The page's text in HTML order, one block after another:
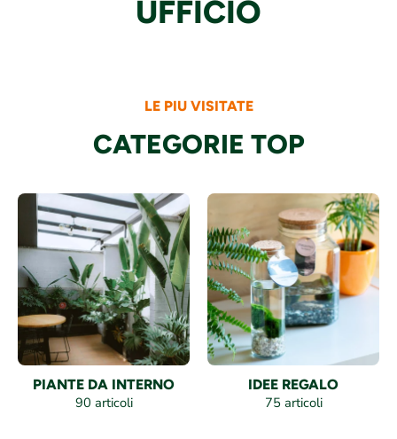
UFFICIO
LE PIU VISITATE
CATEGORIE TOP
PIANTE DA INTERNO
90 articoli
IDEE REGALO
75 articoli